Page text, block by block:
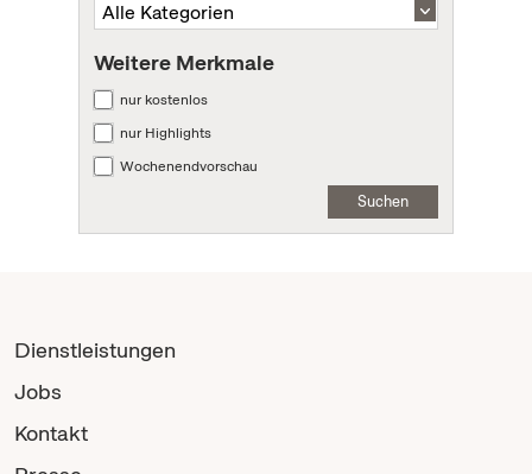
Weitere Merkmale
nur kostenlos
nur Highlights
Wochenendvorschau
Suchen
Dienstleistungen
Jobs
Kontakt